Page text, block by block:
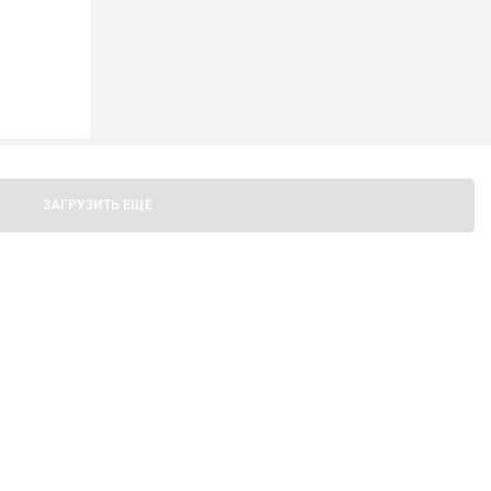
ЗАГРУЗИТЬ ЕЩЕ